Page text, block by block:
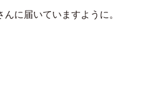
に届いていますように。